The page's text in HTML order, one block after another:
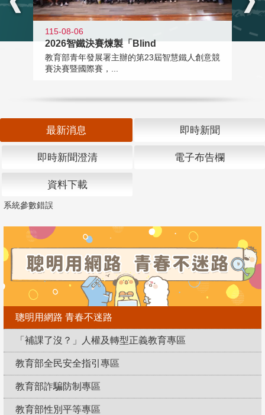
115-08-06
2026智鐵決賽煉製「Blind
教育部青年發展署主辦的第23屆智慧鐵人創意競
賽決賽暨國際賽，...
最新消息 即時新聞
即時新聞澄清 電子布告欄
資料下載
系統參數錯誤
聰明用網路 青春不迷路
「補課了沒？」人權及轉型正義教育專區
教育部全民安全指引專區
教育部詐騙防制專區
教育部性別平等專區